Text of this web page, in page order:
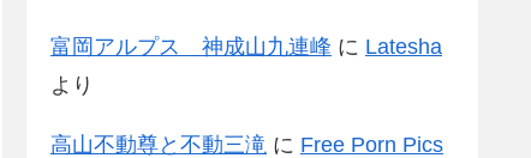
富岡アルプス 神成山九連峰 に Latesha
より
高山不動尊と不動三滝 に Free Porn Pics